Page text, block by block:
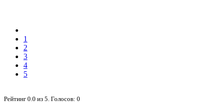
1
2
3
4
5
Рейтинг 0.0 из 5 . Голосов: 0